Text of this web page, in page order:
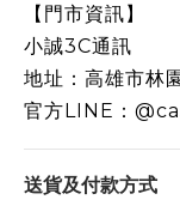
【門市資訊】
小誠3C通訊
地址：高雄市林
官方LINE：
送貨及付款方式